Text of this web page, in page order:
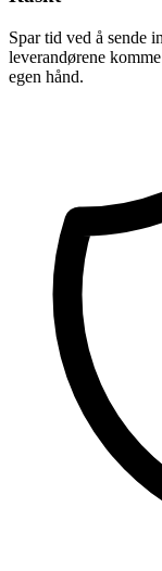
Spar tid ved å sende
leverandørene
egen hånd.